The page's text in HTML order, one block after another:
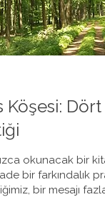
Köşesi:
okunacak bir
bir farkındalık
bir mesajı